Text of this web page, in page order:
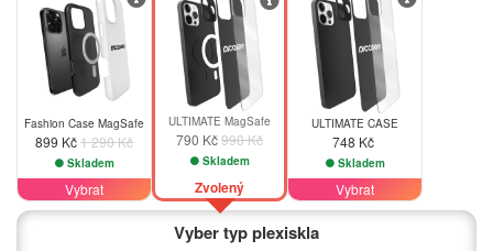
Fashion Case MagSafe
899 Kč1 290 Kč
Skladem
Vybrat
ULTIMATE MagSafe
790 Kč990 Kč
Skladem
Zvolený
ULTIMATE CASE
748 Kč
Skladem
Vybrat
Vyber typ plexiskla